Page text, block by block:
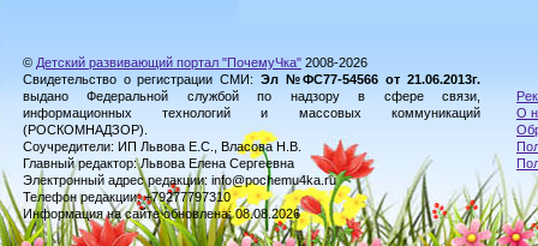
© Детский развивающий портал "ПочемуЧка" 2008-2026
Свидетельство о регистрации СМИ: Эл №ФС77-54566 от 21.06.2013г.
выдано Федеральной службой по надзору в сфере связи,
информационных технологий и массовых коммуникаций
(РОСКОМНАДЗОР).
Соучредители: ИП Львова Е.С., Власова Н.В.
Главный редактор: Львова Елена Сергеевна
Электронный адрес редакции: info@pochemu4ka.ru
Телефон редакции: +79277797310
Информация на сайте обновлена: 08.08.2026
О